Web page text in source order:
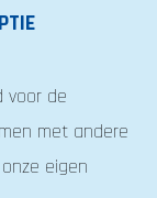
voor de
met andere
eigen